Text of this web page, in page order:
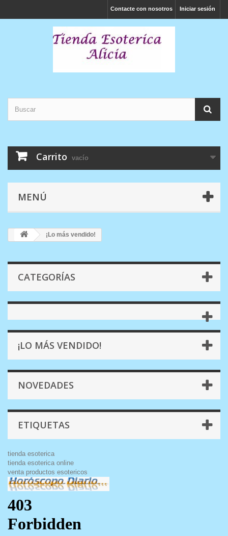
Iniciar sesión
Contacte con nosotros
Carrito vacío
MENÚ
¡Lo más vendido!
CATEGORÍAS
¡LO MÁS VENDIDO!
NOVEDADES
ETIQUETAS
tienda esoterica
tienda esoterica online
venta productos esotericos